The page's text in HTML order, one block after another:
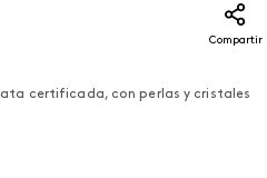
Compartir
certificada, con perlas y cristales